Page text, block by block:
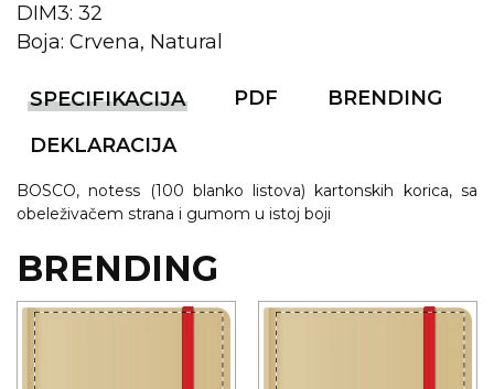
HYGIENIC KOLEKCIJA
PRIBOR ZA PISANJE
NARUKVICE ZA ŽURKE I
DOGAĐAJE
ID PLOČICA
TERMOSI
BOCE
TEHNOLOGIJA
DIM3: 32
Boja: Crvena, Natural
SPECIFIKACIJA PDF
BRENDING
DEKLARACIJA
BOSCO, notess (100 blanko listova) kartonskih korica, sa
obeleživačem strana i gumom u istoj boji
BRENDING